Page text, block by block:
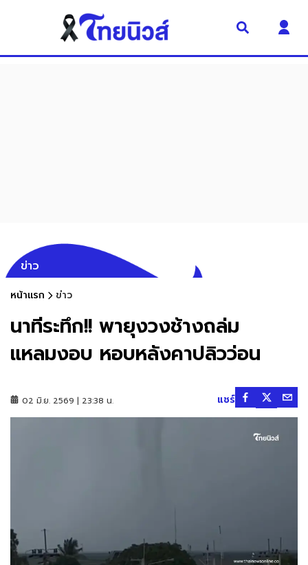
ข่าว
หน้าแรก ข่าว
นาทีระทึก!! พายุงวงช้างถล่ม
แหลมงอบ หอบหลังคาปลิวว่อน
02 มิ.ย. 2569 | 23:38 น. แชร์